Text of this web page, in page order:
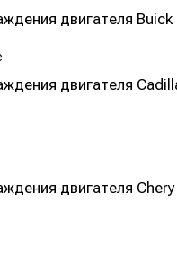
двигателя Buick
двигателя
двигателя Chery